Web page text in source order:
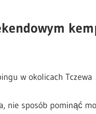
w okolicach Tczewa
nie sposób pominąć